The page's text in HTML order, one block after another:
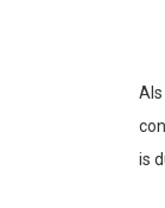
is